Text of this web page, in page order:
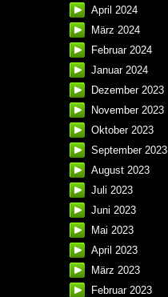
April 2024
März 2024
Februar 2024
Januar 2024
Dezember 2023
November 2023
Oktober 2023
September 2023
August 2023
Juli 2023
Juni 2023
Mai 2023
April 2023
März 2023
Februar 2023